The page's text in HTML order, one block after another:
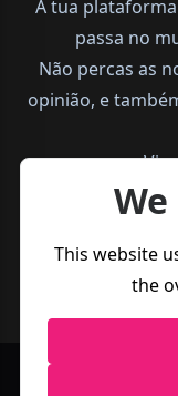
A tua
passa no
Não percas as
opinião, e
This website
the